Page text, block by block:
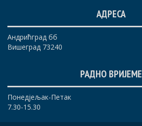
АДРЕСА
Андрићград бб
Вишеград 73240
РАДНО ВРИЈЕМЕ
Понедјељак-Петак
7.30-15.30